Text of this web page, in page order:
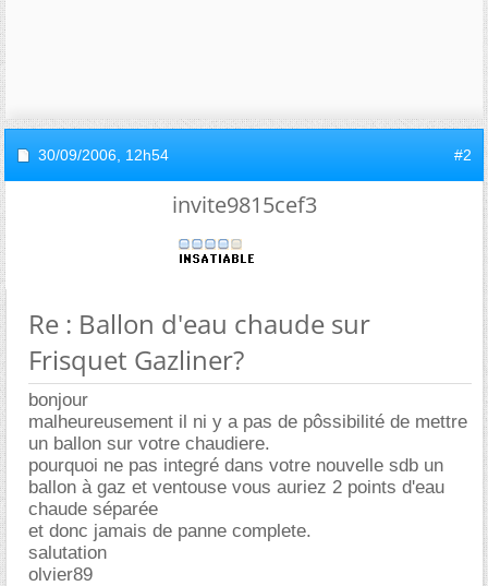
30/09/2006, 12h54 #2
invite9815cef3
Re : Ballon d'eau chaude sur
Frisquet Gazliner?
bonjour
malheureusement il ni y a pas de pôssibilité de mettre
un ballon sur votre chaudiere.
pourquoi ne pas integré dans votre nouvelle sdb un
ballon à gaz et ventouse vous auriez 2 points d'eau
chaude séparée
et donc jamais de panne complete.
salutation
olvier89